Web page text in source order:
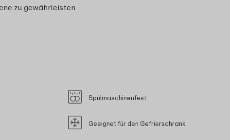
zu gewährleisten
Spülmaschinenfest
Geeignet für den Gefrierschrank